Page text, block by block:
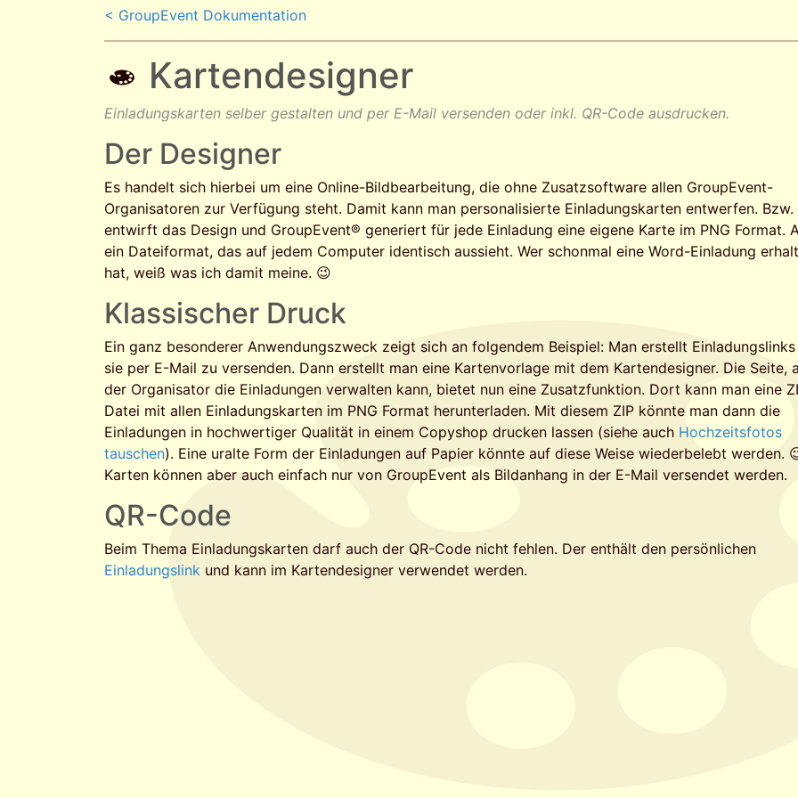
< GroupEvent Dokumentation
Kartendesigner
Einladungskarten selber gestalten und per E-Mail versenden oder inkl. QR-Code ausdrucken.
Der Designer
Es handelt sich hierbei um eine Online-Bildbearbeitung, die ohne Zusatzsoftware allen GroupEvent-
Organisatoren zur Verfügung steht. Damit kann man personalisierte Einladungskarten entwerfen. Bzw.
entwirft das Design und GroupEvent® generiert für jede Einladung eine eigene Karte im PNG Format.
ein Dateiformat, das auf jedem Computer identisch aussieht. Wer schonmal eine Word-Einladung
hat, weiß was ich damit meine. 😉
Klassischer Druck
Ein ganz besonderer Anwendungszweck zeigt sich an folgendem Beispiel: Man erstellt
sie per E-Mail zu versenden. Dann erstellt man eine Kartenvorlage mit dem Kartendesigner. Die Seite,
der Organisator die Einladungen verwalten kann, bietet nun eine Zusatzfunktion. Dort kann man eine
Datei mit allen Einladungskarten im PNG Format herunterladen. Mit diesem ZIP könnte man dann die
Einladungen in hochwertiger Qualität in einem Copyshop drucken lassen (siehe auch Hochzeitsfotos
tauschen). Eine uralte Form der Einladungen auf Papier könnte auf diese Weise wiederbelebt werden.
Karten können aber auch einfach nur von GroupEvent als Bildanhang in der E-Mail versendet werden.
QR-Code
Beim Thema Einladungskarten darf auch der QR-Code nicht fehlen. Der enthält den persönlichen
Einladungslink und kann im Kartendesigner verwendet werden.